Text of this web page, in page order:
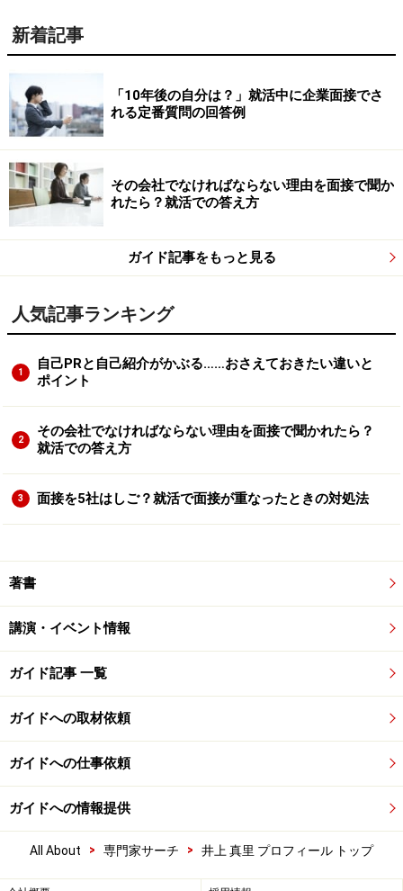
新着記事
「10年後の自分は？」就活中に企業面接でさ
れる定番質問の回答例
その会社でなければならない理由を面接で聞か
れたら？就活での答え方
ガイド記事をもっと見る
人気記事ランキング
1
自己PRと自己紹介がかぶる……おさえておきたい違いと
ポイント
2
その会社でなければならない理由を面接で聞かれたら？
就活での答え方
3 面接を5社はしご？就活で面接が重なったときの対処法
著書
講演・イベント情報
ガイド記事 一覧
ガイドへの取材依頼
ガイドへの仕事依頼
ガイドへの情報提供
All About > 専門家サーチ > 井上 真里 プロフィール トップ